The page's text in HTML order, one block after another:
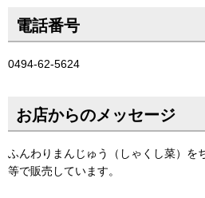
電話番号
0494-62-5624
お店からのメッセージ
ふんわりまんじゅう（しゃくし菜）を
等で販売しています。